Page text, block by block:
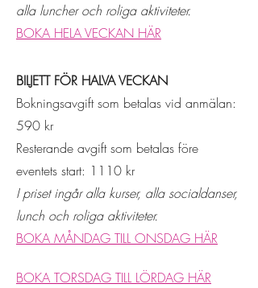
alla luncher och roliga aktiviteter.
BOKA HELA VECKAN HÄR
BILJETT FÖR HALVA VECKAN
Bokningsavgift som betalas vid anmälan:
590 kr
Resterande avgift som betalas före
eventets start: 1110 kr​
Ipriset ingår alla kurser, alla socialdanser,
lunch och roliga aktiviteter.
BOKA MÅNDAG TILL ONSDAG HÄR
BOKA TORSDAG TILL LÖRDAG HÄR